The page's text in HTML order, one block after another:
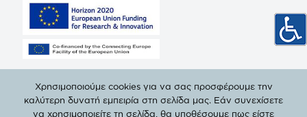
Χρησιμοποιούμε cookies για να σας προσφέρουμε την
καλύτερη δυνατή εμπειρία στη σελίδα μας. Εάν συνεχίσετε
να χρησιμοποιείτε τη σελίδα, θα υποθέσουμε πως είστε